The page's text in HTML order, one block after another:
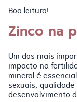
Boa leitura!
Zinco na
Um dos mais
impacto na
mineral é
sexuais,
desenvolvimento